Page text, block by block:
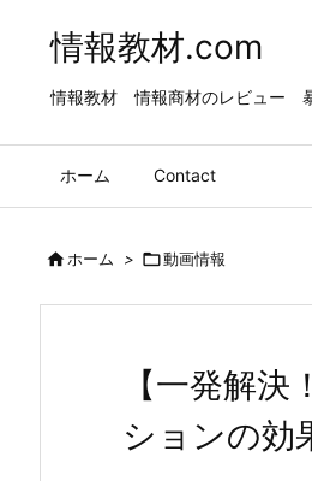
情報教材.com
情報教材 情報商材のレビュー
ホーム Contact
ホーム > 動画情報
【一発解
ションの